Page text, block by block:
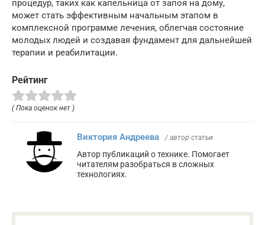
процедур, таких как капельница от запоя на дому,
может стать эффективным начальным этапом в
комплексной программе лечения, облегчая состояние
молодых людей и создавая фундамент для дальнейшей
терапии и реабилитации.
Рейтинг
( Пока оценок нет )
Виктория Андреева / автор статьи
Автор публикаций о технике. Помогает
читателям разобраться в сложных
технологиях.